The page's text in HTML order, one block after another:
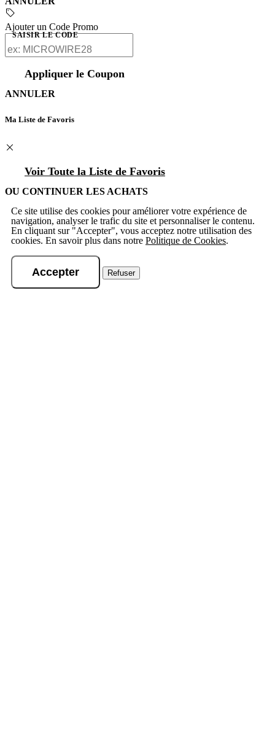
Ajouter un Code Promo
SAISIR LE CODE
Appliquer le Coupon
ANNULER
Ma Liste de Favoris
Voir Toute la Liste de Favoris
OU CONTINUER LES ACHATS
Ce site utilise des cookies pour améliorer votre expérience de
navigation, analyser le trafic du site et personnaliser le contenu.
En cliquant sur "Accepter", vous acceptez notre utilisation des
cookies. En savoir plus dans notre Politique de Cookies.
Accepter Refuser